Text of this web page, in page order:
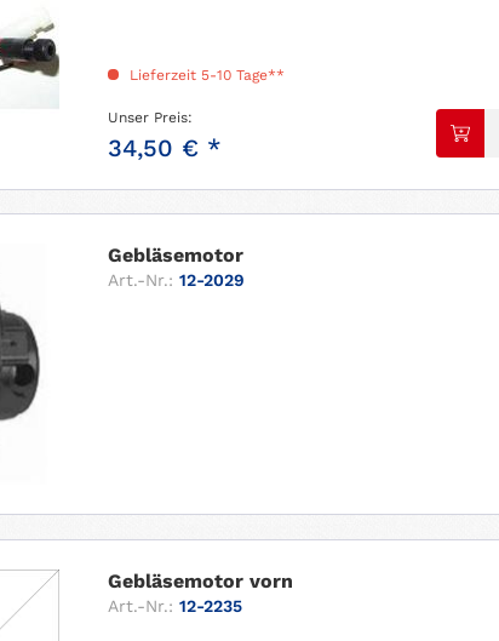
Lieferzeit 5-10 Tage**
Unser Preis:
34,50 € *
Gebläsemotor
Art.-Nr.: 12-2029
Gebläsemotor vorn
Art.-Nr.: 12-2235